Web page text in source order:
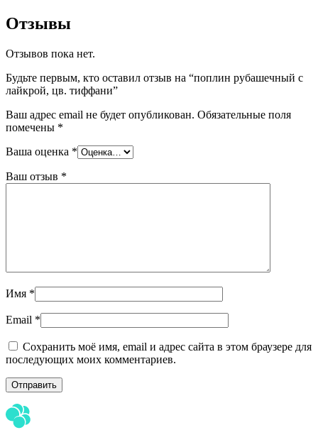
Отзывы
Отзывов пока нет.
Будьте первым, кто оставил отзыв на “поплин рубашечный с
лайкрой, цв. тиффани”
Ваш адрес email не будет опубликован. Обязательные поля
помечены *
Ваша оценка *
Ваш отзыв *
Имя *
Email *
Сохранить моё имя, email и адрес сайта в этом браузере для
последующих моих комментариев.